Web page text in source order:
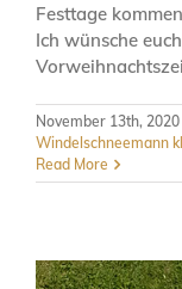
Festtage
Ich wünsche
November 13th, 2020
Windelschneemann
Read More